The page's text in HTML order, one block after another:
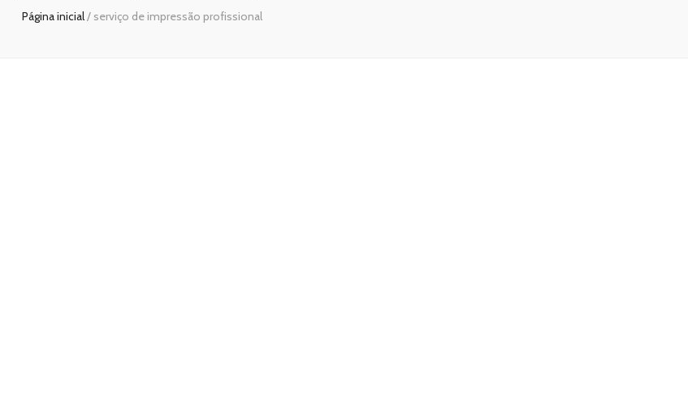
Página inicial/ serviço de impressão profissional